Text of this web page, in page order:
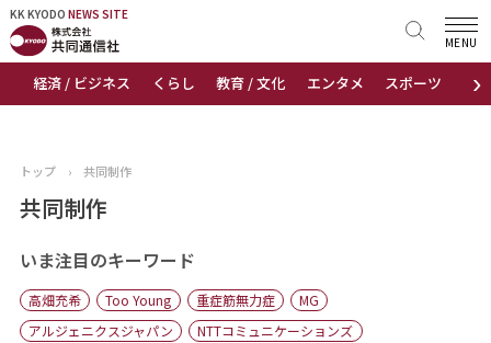
KK KYODO NEWS SITE
›
経済 / ビジネス くらし 教育 / 文化 エンタメ スポーツ 地域
MENU
KK KYODONEWS SITE
トップページ
ニュース
おすすめコンテンツ
出版物
トップ › 共同制作
共同制作
いま注目のキーワード
高畑充希 Too Young 重症筋無力症
MG
アルジェニクスジャパン
NTTコミュニケーションズ